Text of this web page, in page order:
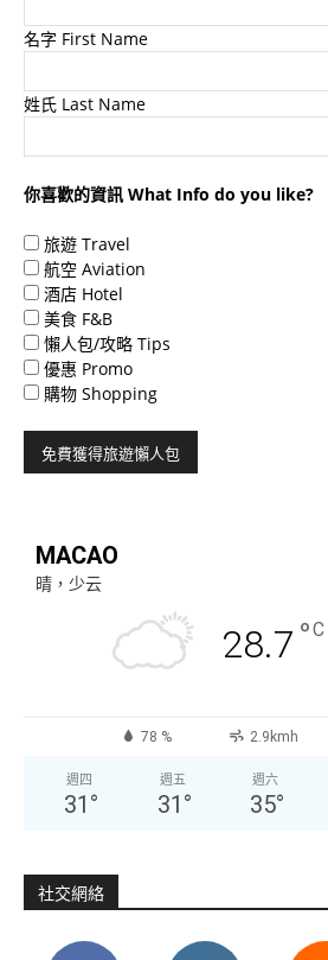
名字 First Name
姓氏 Last Name
你喜歡的資訊 What Info do you like?
旅遊 Travel
航空 Aviation
酒店 Hotel
美食 F&B
懶人包/攻略 Tips
優惠 Promo
購物 Shopping
MACAO
晴，少云
28.7 °C
78 % 2.9kmh
週四
31 °
週五
31 °
週六
35°
社交網絡